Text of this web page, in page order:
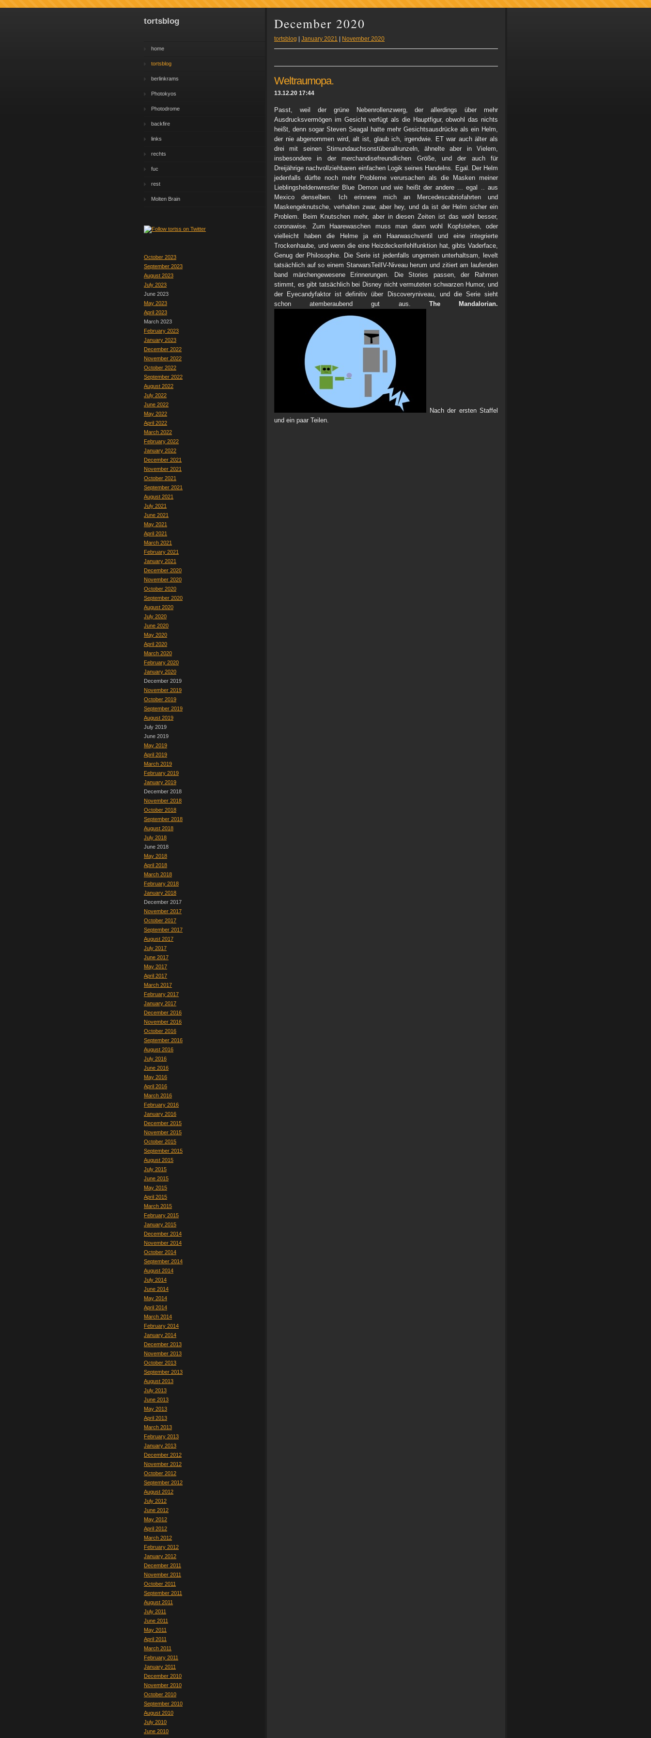
tortsblog
home
tortsblog
berlinkrams
Photokyos
Photodrome
backfire
links
rechts
fuc
rest
Molten Brain
October 2023
September 2023
August 2023
July 2023
June 2023
May 2023
April 2023
March 2023
February 2023
January 2023
December 2022
November 2022
October 2022
September 2022
August 2022
July 2022
June 2022
May 2022
April 2022
March 2022
February 2022
January 2022
December 2021
November 2021
October 2021
September 2021
August 2021
July 2021
June 2021
May 2021
April 2021
March 2021
February 2021
January 2021
December 2020
November 2020
October 2020
September 2020
August 2020
July 2020
June 2020
May 2020
April 2020
March 2020
February 2020
January 2020
December 2019
November 2019
October 2019
September 2019
August 2019
July 2019
June 2019
May 2019
April 2019
March 2019
February 2019
January 2019
December 2018
November 2018
October 2018
September 2018
August 2018
July 2018
June 2018
May 2018
April 2018
March 2018
February 2018
January 2018
December 2017
November 2017
October 2017
September 2017
August 2017
July 2017
June 2017
May 2017
April 2017
March 2017
February 2017
January 2017
December 2016
November 2016
October 2016
September 2016
August 2016
July 2016
June 2016
May 2016
April 2016
March 2016
February 2016
January 2016
December 2015
November 2015
October 2015
September 2015
August 2015
July 2015
June 2015
May 2015
April 2015
March 2015
February 2015
January 2015
December 2014
November 2014
October 2014
September 2014
August 2014
July 2014
June 2014
May 2014
April 2014
March 2014
February 2014
January 2014
December 2013
November 2013
October 2013
September 2013
August 2013
July 2013
June 2013
May 2013
April 2013
March 2013
February 2013
January 2013
December 2012
November 2012
October 2012
September 2012
August 2012
July 2012
June 2012
May 2012
April 2012
March 2012
February 2012
January 2012
December 2011
November 2011
October 2011
September 2011
August 2011
July 2011
June 2011
May 2011
April 2011
March 2011
February 2011
January 2011
December 2010
November 2010
October 2010
September 2010
August 2010
July 2010
June 2010
December 2020
tortsblog January 2021 November 2020
Weltraumopa.
13.12.20 17:44
Passt, weil der grüne Nebenrollenzwerg, der allerdings über mehr
Ausdrucksvermögen im Gesicht verfügt als die Hauptfigur, obwohl das nichts
heißt, denn sogar Steven Seagal hatte mehr Gesichtsausdrücke als ein Helm,
der nie abgenommen wird, alt ist, glaub ich, irgendwie. ET war auch älter als
drei mit seinen Stirnundauchsonstüberallrunzeln, ähnelte aber in Vielem,
insbesondere in der merchandisefreundlichen Größe, und der auch für
Dreijährige nachvollziehbaren einfachen Logik seines Handelns. Egal. Der Helm
jedenfalls dürfte noch mehr Probleme verursachen als die Masken meiner
Lieblingsheldenwrestler Blue Demon und wie heißt der andere ... egal .. aus
Mexico denselben. Ich erinnere mich an Mercedescabriofahrten und
Maskengeknutsche, verhalten zwar, aber hey, und da ist der Helm sicher ein
Problem. Beim Knutschen mehr, aber in diesen Zeiten ist das wohl besser,
coronawise. Zum Haarewaschen muss man dann wohl Kopfstehen, oder
vielleicht haben die Helme ja ein Haarwaschventil und eine integrierte
Trockenhaube, und wenn die eine Heizdeckenfehlfunktion hat, gibts Vaderface,
Genug der Philosophie. Die Serie ist jedenfalls ungemein unterhaltsam, levelt
tatsächlich auf so einem StarwarsTeilIV-Niveau herum und zitiert am laufenden
band märchengewesene Erinnerungen. Die Stories passen, der Rahmen
stimmt, es gibt tatsächlich bei Disney nicht vermuteten schwarzen Humor, und
der Eyecandyfaktor ist definitiv über Discoveryniveau, und die Serie sieht
schon atemberaubend gut aus. The Mandalorian.
Nach der ersten Staffel
und ein paar Teilen.